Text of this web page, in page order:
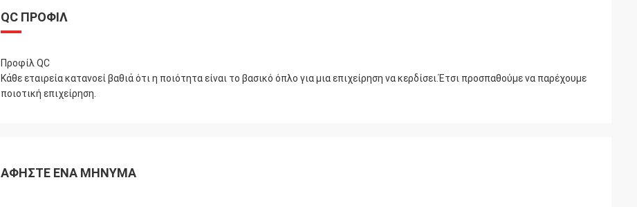
QC ΠΡΟΦΊΛ
Προφίλ QC
Κάθε εταιρεία κατανοεί βαθιά ότι η ποιότητα είναι το βασικό όπλο για μια επιχείρηση να κερδίσει.Έτσι προσπαθούμε να παρέχουμε
ποιοτική επιχείρηση.
ΑΦΉΣΤΕ ΈΝΑ ΜΉΝΥΜΑ